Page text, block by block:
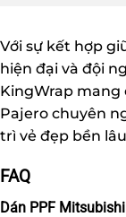
Với sự kết hợp
hiện đại và đội
KingWrap mang
Pajero chuyên
trì vẻ đẹp bền
FAQ
Dán PPF